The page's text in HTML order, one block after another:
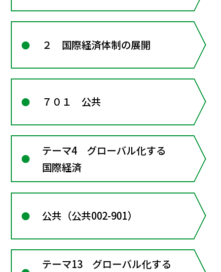
２ 国際経済体制の展開
７０１ 公共
テーマ4 グローバル化する
国際経済
公共（公共002-901）
テーマ13 グローバル化する